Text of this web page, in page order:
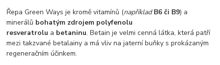
Řepa Green Ways je kromě vitamínů (například B6 či B9) a
minerálů bohatým zdrojem polyfenolu
resveratrolu a betaninu. Betain je velmi cenná látka, která patří
mezi takzvané betalainy a má vliv na jaterní buňky s prokázaným
regeneračním účinkem.